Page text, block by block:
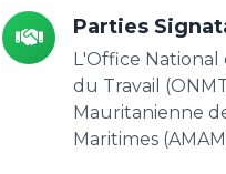
Parties
L'Office
du Travail
Mauritanienne
Maritimes